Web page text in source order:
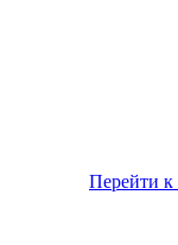
Перейти к